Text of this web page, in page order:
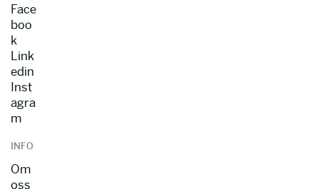
Face
boo
k
Link
edin
Inst
agra
m
INFO
Om
oss